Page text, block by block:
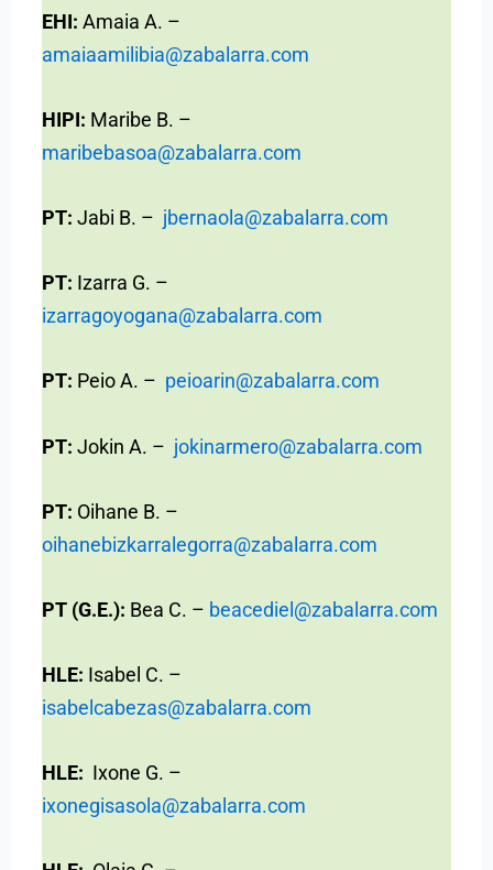
EHI:Amaia A. –
amaiaamilibia@zabalarra.com
HIPI: Maribe B. –
maribebasoa@zabalarra.com
PT:Jabi B. – jbernaola@zabalarra.com
PT: Izarra G. –
izarragoyogana@zabalarra.com
PT: Peio A. – peioarin@zabalarra.com
PT:Jokin A. – jokinarmero@zabalarra.com
PT: Oihane B. –
oihanebizkarralegorra@zabalarra.com
PT (G.E.): Bea C. – beacediel@zabalarra.com
HLE: Isabel C. –
isabelcabezas@zabalarra.com
HLE: Ixone G. –
ixonegisasola@zabalarra.com